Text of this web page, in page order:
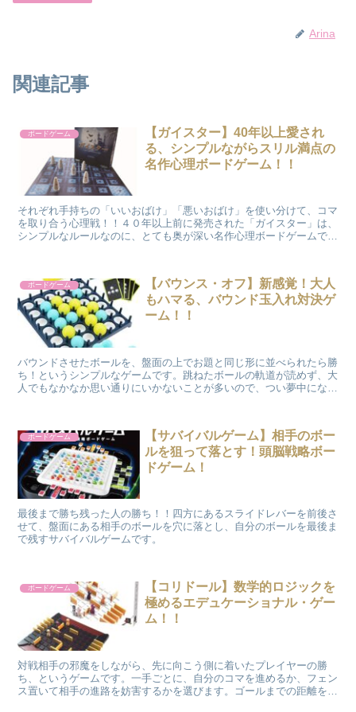
Arina
関連記事
ボードゲーム
【ガイスター】40年以上愛され
る、シンプルながらスリル満点の
名作心理ボードゲーム！！
それぞれ手持ちの「いいおばけ」「悪いおばけ」を使い分けて、コマ
を取り合う心理戦！！４０年以上前に発売された「ガイスター」は、
シンプルなルールなのに、とても奥が深い名作心理ボードゲームで
いて、相手の「いいおばけ（青）」をすべて取れば勝ちですが、反対
に「悪いおばけ（赤）」をすべて取ってしまうと負けになってしまい
ます。ポイントは、相手からはオバケの区別ができないこと。相手の
作戦を読み合う心理戦が白熱します。
ボードゲーム
【バウンス・オフ】新感覚！大人
もハマる、バウンド玉入れ対決ゲ
ーム！！
バウンドさせたボールを、盤面の上でお題と同じ形に並べられたら勝
ち！というシンプルなゲームです。跳ねたボールの軌道が読めず、大
人でもなかなか思い通りにいかないことが多いので、つい夢中になっ
ボードゲーム
【サバイバルゲーム】相手のボー
ルを狙って落とす！頭脳戦略ボー
ドゲーム！
最後まで勝ち残った人の勝ち！！四方にあるスライドレバーを前後さ
せて、盤面にある相手のボールを穴に落とし、自分のボールを最後ま
で残すサバイバルゲームです。
ボードゲーム
【コリドール】数学的ロジックを
極めるエデュケーショナル・ゲー
ム！！
対戦相手の邪魔をしながら、先に向こう側に着いたプレイヤーの勝
ち、というゲームです。一手ごとに、自分のコマを進めるか、フェン
ス置いて相手の進路を妨害するかを選びます。ゴールまでの距離を測